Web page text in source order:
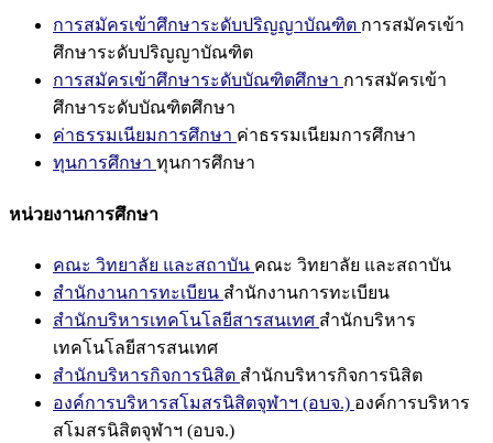
การสมัครเข้าศึกษาระดับปริญญาบัณฑิต การสมัครเข้า
ศึกษาระดับปริญญาบัณฑิต
การสมัครเข้าศึกษาระดับบัณฑิตศึกษา การสมัครเข้า
ศึกษาระดับบัณฑิตศึกษา
ค่าธรรมเนียมการศึกษา ค่าธรรมเนียมการศึกษา
ทุนการศึกษา ทุนการศึกษา
หน่วยงานการศึกษา
คณะ วิทยาลัย และสถาบัน คณะ วิทยาลัย และสถาบัน
สำนักงานการทะเบียน สำนักงานการทะเบียน
สำนักบริหารเทคโนโลยีสารสนเทศ สำนักบริหาร
เทคโนโลยีสารสนเทศ
สำนักบริหารกิจการนิสิต สำนักบริหารกิจการนิสิต
องค์การบริหารสโมสรนิสิตจุฬาฯ (อบจ.) องค์การบริหาร
สโมสรนิสิตจุฬาฯ (อบจ.)